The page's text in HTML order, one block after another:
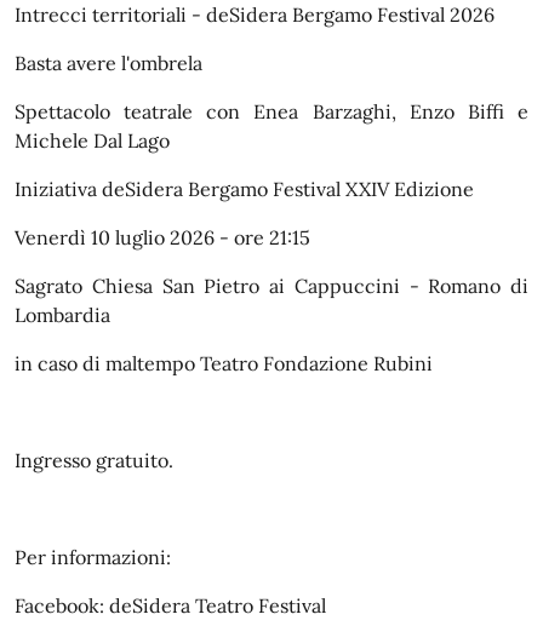
Intrecci territoriali - deSidera Bergamo Festival 2026
Basta avere l'ombrela
Spettacolo teatrale con Enea Barzaghi, Enzo Biffi e
Michele Dal Lago
Iniziativa deSidera Bergamo Festival XXIV Edizione
Venerdì 10 luglio 2026 - ore 21:15
Sagrato Chiesa San Pietro ai Cappuccini - Romano di
Lombardia
in caso di maltempo Teatro Fondazione Rubini
Ingresso gratuito.
Per informazioni:
Facebook: deSidera Teatro Festival